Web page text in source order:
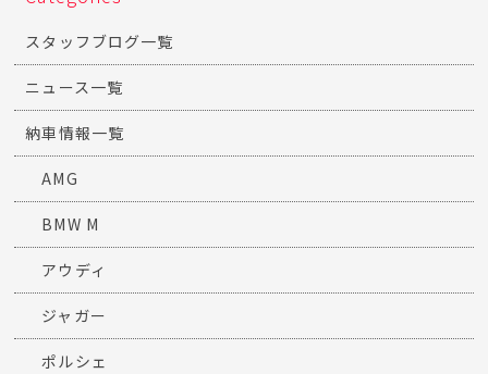
スタッフブログ一覧
ニュース一覧
納車情報一覧
AMG
BMW M
アウディ
ジャガー
ポルシェ